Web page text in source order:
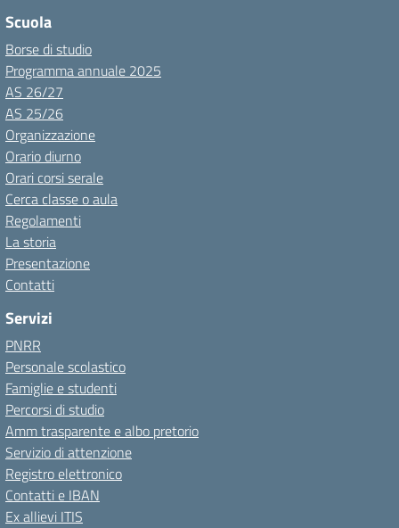
Scuola
Borse di studio
Programma annuale 2025
AS 26/27
AS 25/26
Organizzazione
Orario diurno
Orari corsi serale
Cerca classe o aula
Regolamenti
La storia
Presentazione
Contatti
Servizi
PNRR
Personale scolastico
Famiglie e studenti
Percorsi di studio
Amm trasparente e albo pretorio
Servizio di attenzione
Registro elettronico
Contatti e IBAN
Ex allievi ITIS